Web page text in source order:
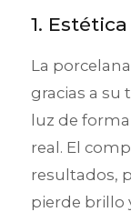
1.
La
gracias a su
luz de
real. El
resultados,
pierde brillo